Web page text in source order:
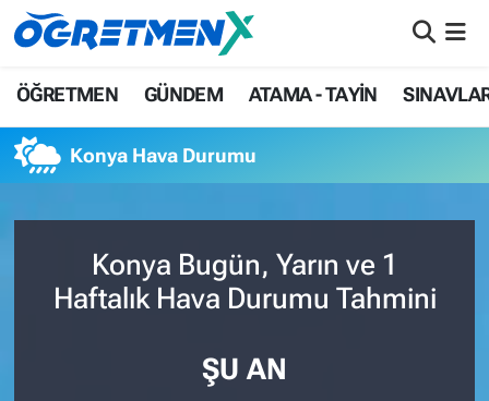
ÖĞRETMEN GÜNDEM ATAMA - TAYİN
Konya Hava Durumu
Konya Bugün, Yarın ve 1
Haftalık Hava Durumu Tahmini
ŞU AN
ÖĞRETMEN
SINAVLAR
HAYATIN İÇİNDEN
UZMAN ÖĞRETMENLİK
İstanbul Nöbetçi Eczaneler
İstanbul Trafik Yoğunluk Haritası
Süper Lig Puan Durumu ve Fikstür